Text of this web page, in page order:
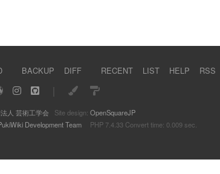
BACKUP DIFF RECENT LIST HELP RSS
人 芸術工学会 Site design: OpenSquareJP
Development TeamPHP 7.4.33 Convert time: 0.009 sec.